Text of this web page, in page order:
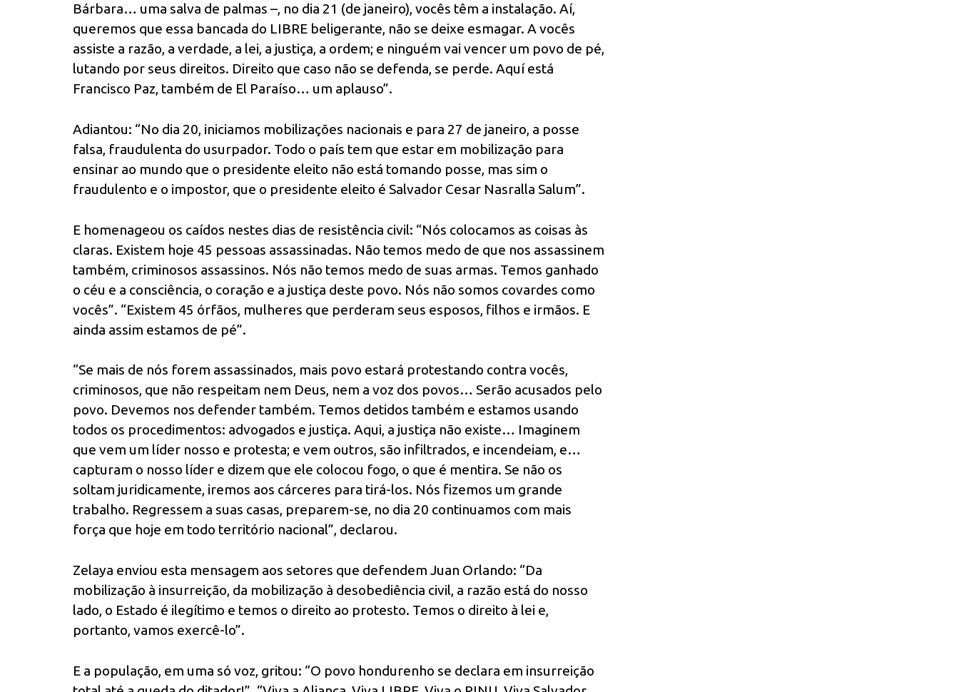
Bárbara… uma salva de palmas –, no dia 21 (de janeiro), vocês têm a instalação. Aí,
queremos que essa bancada do LIBRE beligerante, não se deixe esmagar. A vocês
assiste a razão, a verdade, a lei, a justiça, a ordem; e ninguém vai vencer um povo de pé,
lutando por seus direitos. Direito que caso não se defenda, se perde. Aquí está
Francisco Paz, também de El Paraíso… um aplauso”.
Adiantou: “No dia 20, iniciamos mobilizações nacionais e para 27 de janeiro, a posse
falsa, fraudulenta do usurpador. Todo o país tem que estar em mobilização para
ensinar ao mundo que o presidente eleito não está tomando posse, mas sim o
fraudulento e o impostor, que o presidente eleito é Salvador Cesar Nasralla Salum”.
E homenageou os caídos nestes dias de resistência civil: “Nós colocamos as coisas às
claras. Existem hoje 45 pessoas assassinadas. Não temos medo de que nos assassinem
também, criminosos assassinos. Nós não temos medo de suas armas. Temos ganhado
o céu e a consciência, o coração e a justiça deste povo. Nós não somos covardes como
vocês”. “Existem 45 órfãos, mulheres que perderam seus esposos, filhos e irmãos. E
ainda assim estamos de pé”.
“Se mais de nós forem assassinados, mais povo estará protestando contra vocês,
criminosos, que não respeitam nem Deus, nem a voz dos povos… Serão acusados pelo
povo. Devemos nos defender também. Temos detidos também e estamos usando
todos os procedimentos: advogados e justiça. Aqui, a justiça não existe… Imaginem
que vem um líder nosso e protesta; e vem outros, são infiltrados, e incendeiam, e…
capturam o nosso líder e dizem que ele colocou fogo, o que é mentira. Se não os
soltam juridicamente, iremos aos cárceres para tirá-los. Nós fizemos um grande
trabalho. Regressem a suas casas, preparem-se, no dia 20 continuamos com mais
força que hoje em todo território nacional”, declarou.
Zelaya enviou esta mensagem aos setores que defendem Juan Orlando: “Da
mobilização à insurreição, da mobilização à desobediência civil, a razão está do nosso
lado, o Estado é ilegítimo e temos o direito ao protesto. Temos o direito à lei e,
portanto, vamos exercê-lo”.
E a população, em uma só voz, gritou: “O povo hondurenho se declara em insurreição